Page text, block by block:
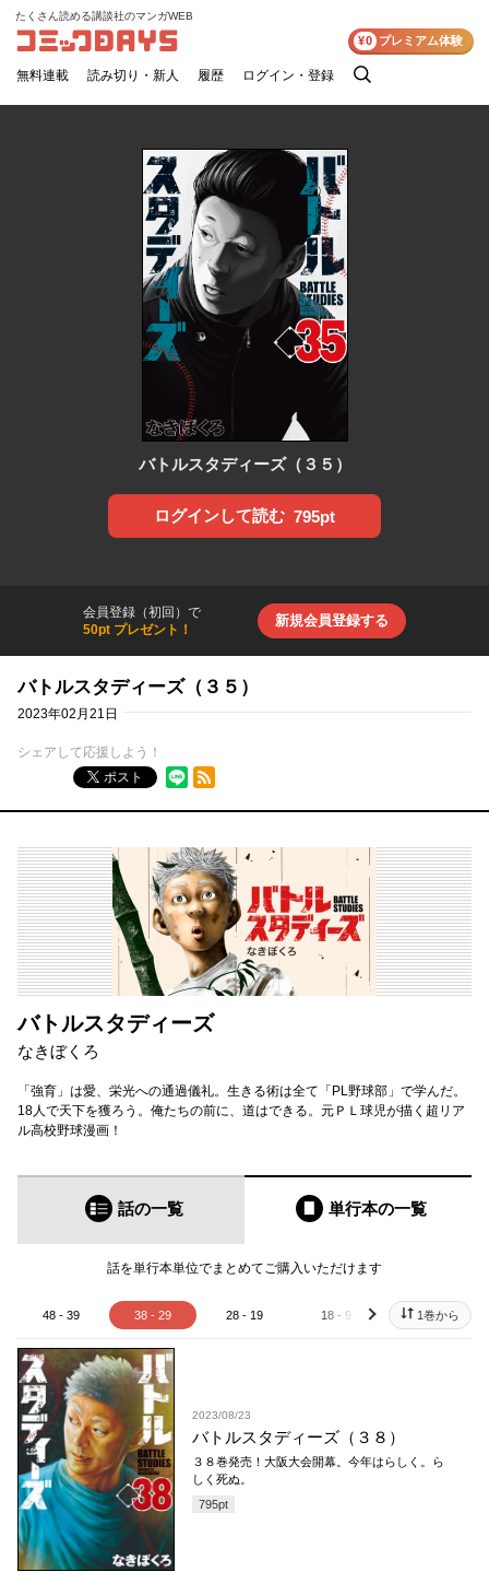
コミックDAYS
たくさん読める講談社のマンガWEB
無料連載 読み切り・新人 履歴 ログイン・登録
検
¥0 プレミアム体験
バトルスタディーズ（３５）
ログインして読む 795pt
会員登録（初回）で
50pt プレゼント！
新規会員登録する
バトルスタディーズ（３５）
2023年02月21日
シェアして応援しよう！
ポスト
RSSフィード
バトルスタディーズ
なきぼくろ
「強育」は愛、栄光への通過儀礼。生きる術は全て「PL野球部」で学んだ。
18人で天下を獲ろう。俺たちの前に、道はできる。元ＰＬ球児が描く超リア
ル高校野球漫画！
話の一覧 単行本の一覧
話を単行本単位でまとめてご購入いただけます
48 - 39 38 - 29 28 - 19 18 - 9 8 - 1
next 1巻から
2023/08/23
バトルスタディーズ（３８）
３８巻発売！大阪大会開幕。今年はらしく。ら
しく死ぬ。
795pt